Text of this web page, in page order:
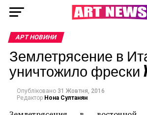
АРТ НОВИНИ
Землетрясение в
уничтожило фрески
Опубліковано 31 Жовтня, 2016
Редактор Нона Султанян